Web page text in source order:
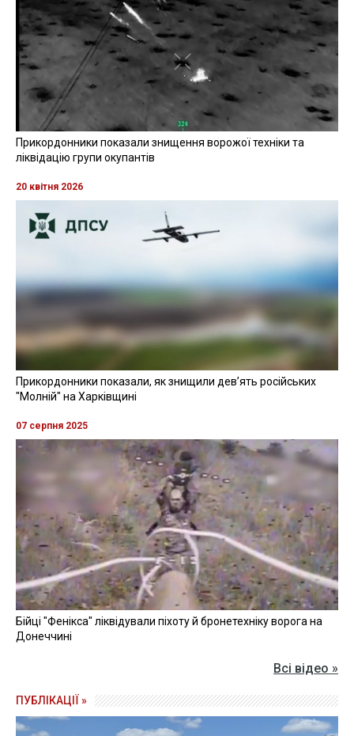
Прикордонники показали знищення ворожої техніки та
ліквідацію групи окупантів
20 квітня 2026
Прикордонники показали, як знищили девʼять російських
"Молній" на Харківщині
07 серпня 2025
Бійці "Фенікса" ліквідували піхоту й бронетехніку ворога на
Донеччині
Всі відео »
ПУБЛІКАЦІЇ »